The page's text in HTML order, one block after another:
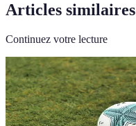
Articles similaires
Continuez votre lecture